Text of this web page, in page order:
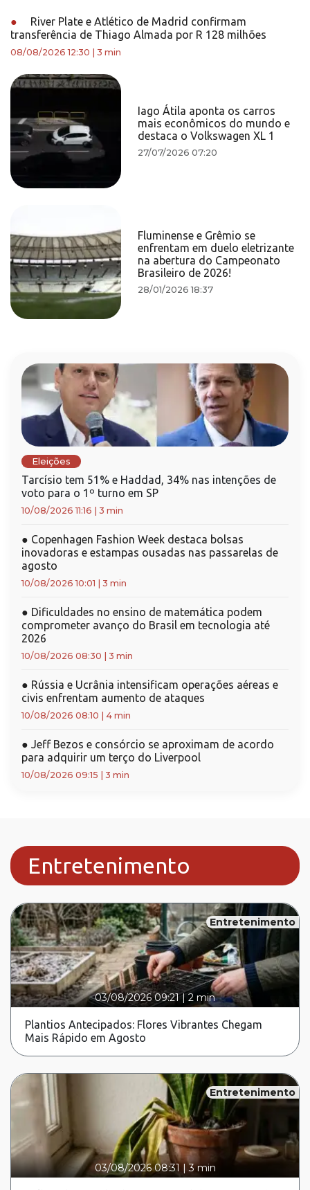
●
River Plate e Atlético de Madrid confirmam
transferência de Thiago Almada por R 128 milhões
08/08/2026 12:30 3 min
Iago Átila aponta os carros
mais econômicos do mundo e
destaca o Volkswagen XL 1
27/07/2026 07:20
Fluminense e Grêmio se
enfrentam em duelo eletrizante
na abertura do Campeonato
Brasileiro de 2026!
28/01/2026 18:37
Eleições
Tarcísio tem 51% e Haddad, 34% nas intenções de
voto para o 1º turno em SP
10/08/2026 11:16 3 min
● Copenhagen Fashion Week destaca bolsas
inovadoras e estampas ousadas nas passarelas de
agosto
10/08/2026 10:01 3 min
● Dificuldades no ensino de matemática podem
comprometer avanço do Brasil em tecnologia até
2026
10/08/2026 08:30 3 min
● Rússia e Ucrânia intensificam operações aéreas e
civis enfrentam aumento de ataques
10/08/2026 08:10 4 min
● Jeff Bezos e consórcio se aproximam de acordo
para adquirir um terço do Liverpool
10/08/2026 09:15 3 min
Entretenimento
Entretenimento
03/08/2026 09:21|2 min
Plantios Antecipados: Flores Vibrantes Chegam
Mais Rápido em Agosto
Entretenimento
03/08/2026 08:31 |3 min